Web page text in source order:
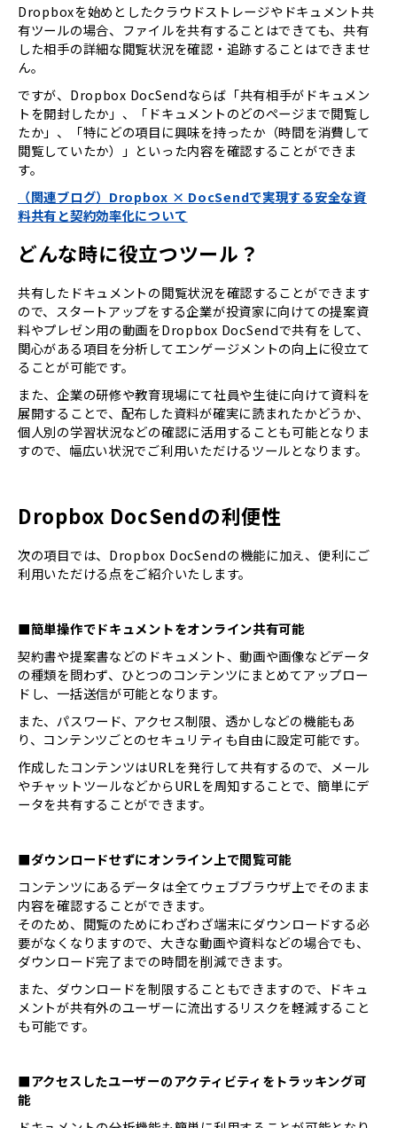
Dropboxを始めとしたクラウドストレージやドキュメント共
有ツールの場合、ファイルを共有することはできても、共有
した相手の詳細な閲覧状況を確認・追跡することはできませ
ん。
ですが、Dropbox DocSendならば「共有相手がドキュメン
トを開封したか」、「ドキュメントのどのページまで閲覧し
たか」、「特にどの項目に興味を持ったか（時間を消費して
閲覧していたか）」といった内容を確認することができま
す。
（関連ブログ）Dropbox × DocSendで実現する安全な資
料共有と契約効率化について
どんな時に役立つツール？
共有したドキュメントの閲覧状況を確認することができます
ので、スタートアップをする企業が投資家に向けての提案資
料やプレゼン用の動画をDropbox DocSendで共有をして、
関心がある項目を分析してエンゲージメントの向上に役立て
ることが可能です。
また、企業の研修や教育現場にて社員や生徒に向けて資料を
展開することで、配布した資料が確実に読まれたかどうか、
個人別の学習状況などの確認に活用することも可能となりま
すので、幅広い状況でご利用いただけるツールとなります。
Dropbox DocSendの利便性
次の項目では、Dropbox DocSendの機能に加え、便利にご
利用いただける点をご紹介いたします。
■簡単操作でドキュメントをオンライン共有可能
契約書や提案書などのドキュメント、動画や画像などデータ
の種類を問わず、ひとつのコンテンツにまとめてアップロー
ドし、一括送信が可能となります。
また、パスワード、アクセス制限、透かしなどの機能もあ
り、コンテンツごとのセキュリティも自由に設定可能です。
作成したコンテンツはURLを発行して共有するので、メール
やチャットツールなどからURLを周知することで、簡単にデ
ータを共有することができます。
■ダウンロードせずにオンライン上で閲覧可能
コンテンツにあるデータは全てウェブブラウザ上でそのまま
内容を確認することができます。
そのため、閲覧のためにわざわざ端末にダウンロードする必
要がなくなりますので、大きな動画や資料などの場合でも、
ダウンロード完了までの時間を削減できます。
また、ダウンロードを制限することもできますので、ドキュ
メントが共有外のユーザーに流出するリスクを軽減すること
も可能です。
■アクセスしたユーザーのアクティビティをトラッキング可
能